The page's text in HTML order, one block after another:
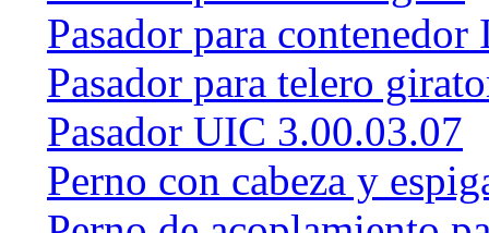
Pasador para
Pasador para telero
Pasador UIC 3.00.03.07
Perno con cabeza y